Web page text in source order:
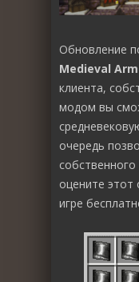
Обновление
Medieval
клиента,
модом вы
очередь
оцените
игре